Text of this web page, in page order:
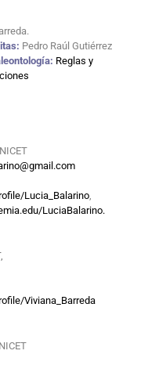
Pedro Raúl Gutiérrez
Reglas y
Lucia_Balarino
LuciaBalarino.
Viviana_Barreda